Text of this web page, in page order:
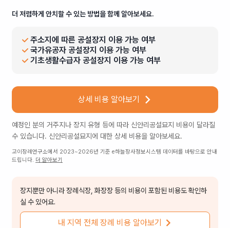
더 저렴하게 안치할 수 있는 방법을 함께 알아보세요.
주소지에 따른 공설장지 이용 가능 여부
국가유공자 공설장지 이용 가능 여부
기초생활수급자 공설장지 이용 가능 여부
상세 비용 알아보기
예정인 분의 거주지나 장지 유형 등에 따라 신안리공설묘지 비용이 달라질
수 있습니다. 신안리공설묘지 에 대한 상세 비용을 알아보세요.
고이장례연구소에서 2023~2026년 기준 e하늘장사정보시스템 데이터를 바탕으로 안내
드립니다. 더 알아보기
장지뿐만 아니라 장례식장, 화장장 등의 비용이 포함된 비용도 확인하
실 수 있어요.
내 지역 전체 장례 비용 알아보기